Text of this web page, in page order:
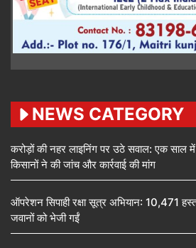
NEWS CATEGORY
करोड़ों की नहर लाइनिंग पर उठे सवाल: एक साल
किसानों ने की जांच और कार्रवाई की मांग
ऑपरेशन सिपाही रक्षा सूत्र अभियान: 10,471
जवानों को भेजी गईं